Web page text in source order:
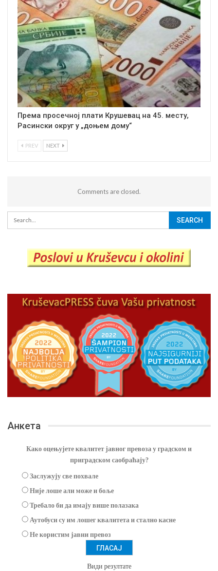
Према просечној плати Крушевац на 45. месту,
Расински округ у „доњем дому“
PREV NEXT
Comments are closed.
Анкета
Како оцењујете квалитет јавног превоза у градском и
приградском саобраћају?
Заслужују све похвале
Није лоше али може и боље
Требало би да имају више полазака
Аутобуси су им лошег квалитета и стално касне
Не користим јавни превоз
Види резултате